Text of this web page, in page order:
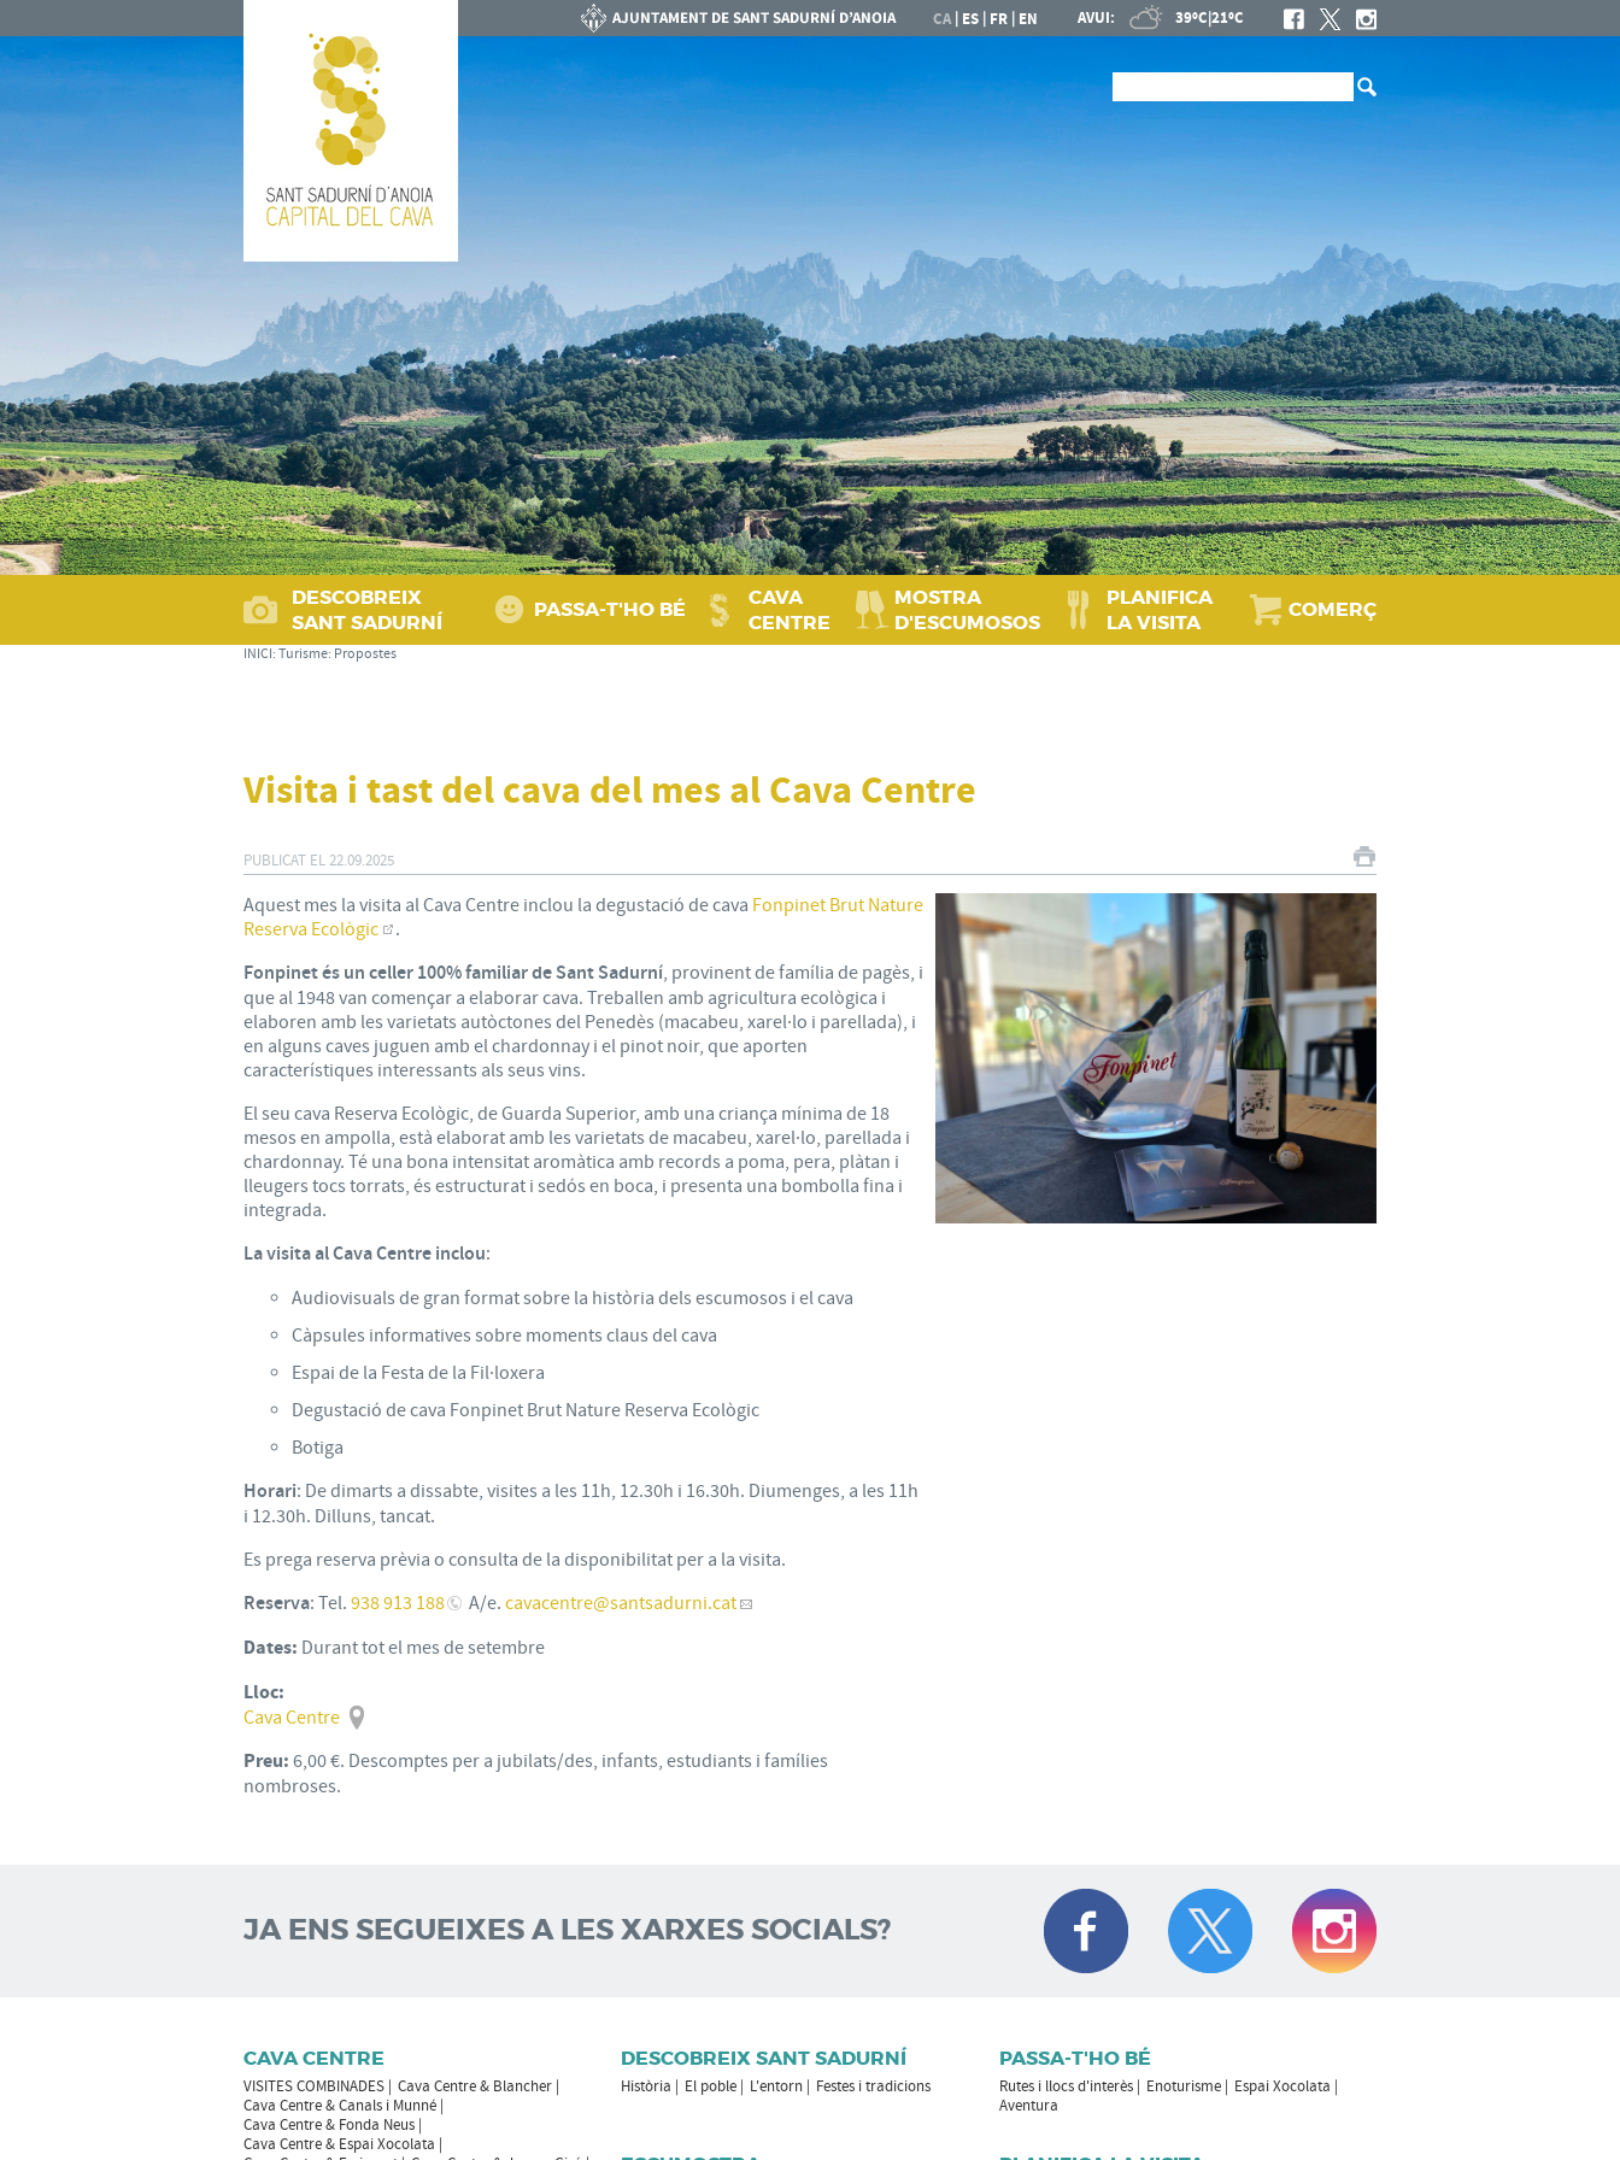
CA| ES | FR | EN AVUI: 39ºC|21ºC
DESCOBREIX
SANT SADURNÍ
PASSA‑T'HO BÉ
CAVA
CENTRE
MOSTRA
D'ESCUMOSOS
PLANIFICA
LA VISITA
COMERÇ
INICI: Turisme: Propostes
Visita i tast del cava del mes al Cava Centre
PUBLICAT EL22.09.2025
Aquest mes la visita al Cava Centre inclou la degustació de cava Fonpinet Brut Nature
Reserva Ecològic
.
Fonpinet és un celler 100% familiar de Sant Sadurní, provinent de família de pagès, i
que al 1948 van començar a elaborar cava. Treballen amb agricultura ecològica i
elaboren amb les varietats autòctones del Penedès (macabeu, xarel·lo i parellada), i
en alguns caves juguen amb el chardonnay i el pinot noir, que aporten
característiques interessants als seus vins.
El seu cava Reserva Ecològic, de Guarda Superior, amb una criança mínima de 18
mesos en ampolla, està elaborat amb les varietats de macabeu, xarel·lo, parellada i
chardonnay. Té una bona intensitat aromàtica amb records a poma, pera, plàtan i
lleugers tocs torrats, és estructurat i sedós en boca, i presenta una bombolla fina i
integrada.
La visita al Cava Centre inclou:
Audiovisuals de gran format sobre la història dels escumosos i el cava
Càpsules informatives sobre moments claus del cava
Espai de la Festa de la Fil·loxera
Degustació de cava Fonpinet Brut Nature Reserva Ecològic
Botiga
Horari: De dimarts a dissabte, visites a les 11h, 12.30h i 16.30h. Diumenges, a les 11h
i 12.30h. Dilluns, tancat.
Es prega reserva prèvia o consulta de la disponibilitat per a la visita.
Reserva: Tel. 938 913 188 A/e. cavacentre@santsadurni.cat
Dates: Durant tot el mes de setembre
Lloc:
Cava Centre
Preu: 6,00 €. Descomptes per a jubilats/des, infants, estudiants i famílies
nombroses.
JA ENS SEGUEIXES A LES XARXES SOCIALS?
CAVA CENTRE
VISITES COMBINADES
Cava Centre & Blancher
Cava Centre & Canals i Munné
Cava Centre & Fonda Neus
Cava Centre & Espai Xocolata
DESCOBREIX SANT SADURNÍ
Història El poble L'entorn Festes i tradicions
PASSA-T'HO BÉ
Rutes i llocs d'interès Enoturisme
Espai Xocolata
Aventura